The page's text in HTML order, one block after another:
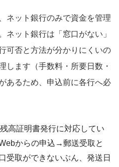
ネット銀行のみで資金を管理
ネット銀行は「窓口がない」
可否と方法が分かりにくいの
します（手数料・所要日数・
あるため、申込前に各行へ必
高証明書発行に対応してい
からの申込→郵送受取と
受取ができないぶん、発送日